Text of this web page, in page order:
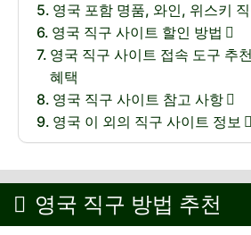
영국 포함 명품, 와인, 위스키
영국 직구 사이트 할인 방법
영국 직구 사이트 접속 도구 추
혜택
영국 직구 사이트 참고 사항
영국 이 외의 직구 사이트 정보
영국 직구 방법 추천